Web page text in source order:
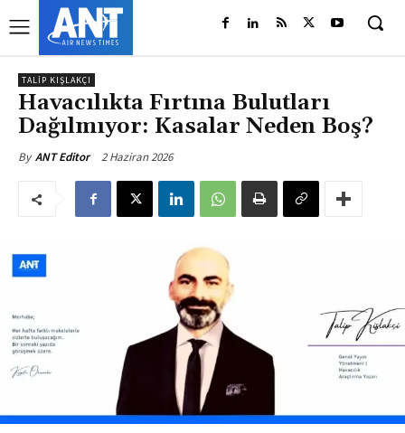
TALIP KIŞLAKÇI
Havacılıkta Fırtına Bulutları
Dağılmıyor: Kasalar Neden Boş?
By ANT Editor 2 Haziran 2026